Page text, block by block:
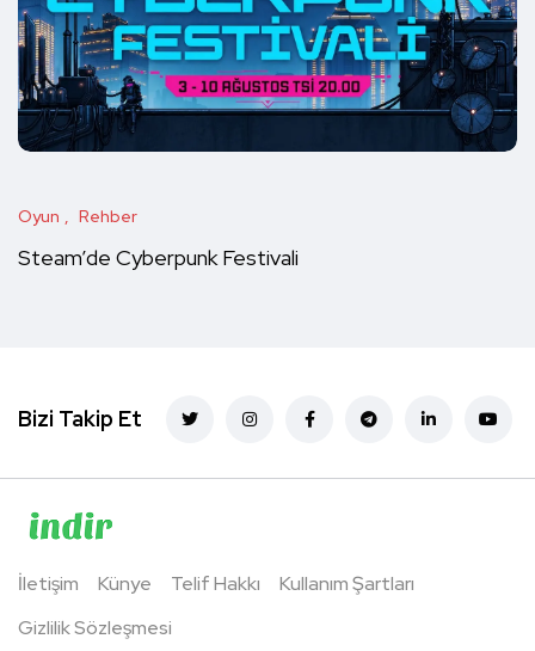
Oyun Rehber
Steam’de Cyberpunk Festivali
Bizi Takip Et
İletişim Künye Telif Hakkı
Kullanım Şartları
Gizlilik Sözleşmesi